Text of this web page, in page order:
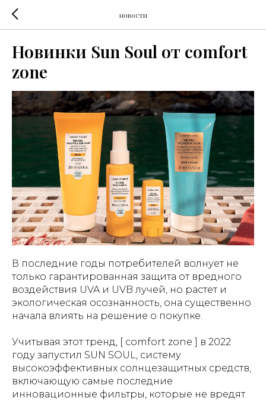
новости
Новинки Sun Soul от comfort
zone
В последние годы потребителей волнует не
только гарантированная защита от вредного
воздействия UVA и UVB лучей, но растет и
экологическая осознанность, она существенно
начала влиять на решение о покупке.
Учитывая этот тренд, [ comfort zone ] в 2022
году запустил SUN SOUL, систему
высокоэффективных солнцезащитных средств,
включающую самые последние
инновационные фильтры, которые не вредят